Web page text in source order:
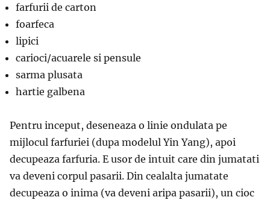
farfurii de carton
foarfeca
lipici
carioci/acuarele si pensule
sarma plusata
hartie galbena
Pentru inceput, deseneaza o linie ondulata pe
mijlocul farfuriei (dupa modelul Yin Yang), apoi
decupeaza farfuria. E usor de intuit care din jumatati
va deveni corpul pasarii. Din cealalta jumatate
decupeaza o inima (va deveni aripa pasarii), un cioc